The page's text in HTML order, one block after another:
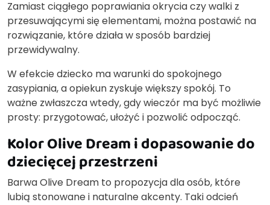
Zamiast ciągłego poprawiania okrycia czy walki z
przesuwającymi się elementami, można postawić na
rozwiązanie, które działa w sposób bardziej
przewidywalny.
W efekcie dziecko ma warunki do spokojnego
zasypiania, a opiekun zyskuje większy spokój. To
ważne zwłaszcza wtedy, gdy wieczór ma być możliwie
prosty: przygotować, ułożyć i pozwolić odpocząć.
Kolor Olive Dream i dopasowanie do
dziecięcej przestrzeni
Barwa Olive Dream to propozycja dla osób, które
lubią stonowane i naturalne akcenty. Taki odcień